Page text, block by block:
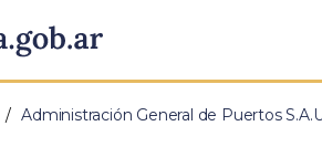
Administración General de Puertos